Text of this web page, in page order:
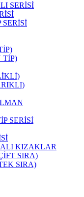
SERİSİ
SERİSİ
TİP)
SERİSİ
KIZAKLAR
SIRA)
SIRA)